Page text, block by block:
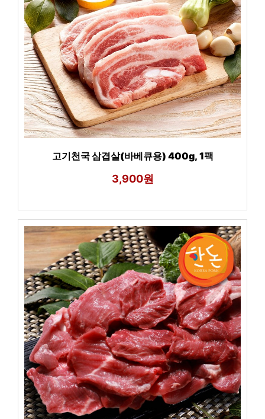
고기천국 삼겹살(바베큐용) 400g, 1팩
3,900원